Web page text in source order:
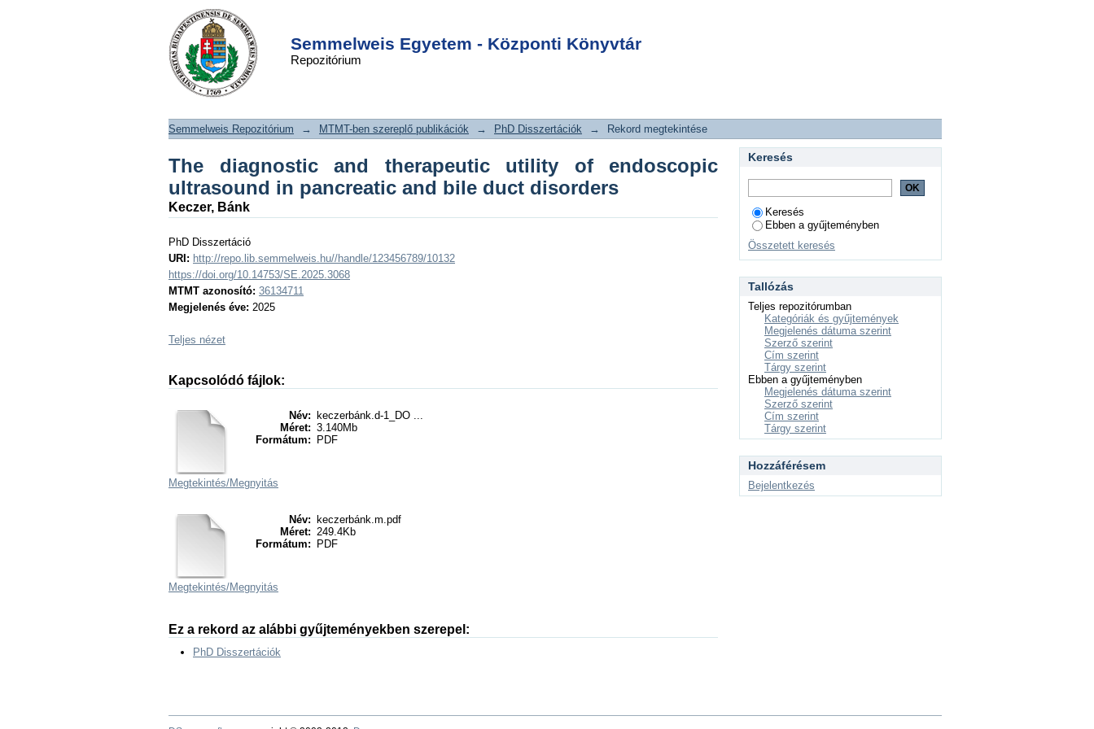
Semmelweis Egyetem - Központi Könyvtár
Repozitórium
The diagnostic and therapeutic utility
of endoscopic ultrasound in
pancreatic and bile duct disorders
DSpace/Manakin Repository
Semmelweis Repozitórium → MTMT-ben szereplő publikációk → PhD Disszertációk → Rekord megtekintése
The diagnostic and therapeutic utility of endoscopic
ultrasound in pancreatic and bile duct disorders
Keczer, Bánk
PhD Disszertáció
URI: http://repo.lib.semmelweis.hu//handle/123456789/10132
https://doi.org/10.14753/SE.2025.3068
MTMT azonosító: 36134711
Megjelenés éve: 2025
Teljes nézet
Kapcsolódó fájlok:
Név:
keczerbánk.d-1_DO ...
Méret: 3.140Mb
Formátum:
PDF
Megtekintés/Megnyitás
Név:
keczerbánk.m.pdf
Méret: 249.4Kb
Formátum:
PDF
Megtekintés/Megnyitás
Ez a rekord az alábbi gyűjteményekben szerepel:
PhD Disszertációk
Keresés
Keresés
Ebben a gyűjteményben
Összetett keresés
Tallózás
Teljes repozitórumban
Kategóriák és gyűjtemények
Megjelenés dátuma szerint
Szerző szerint
Cím szerint
Tárgy szerint
Ebben a gyűjteményben
Megjelenés dátuma szerint
Szerző szerint
Cím szerint
Tárgy szerint
Hozzáférésem
Bejelentkezés